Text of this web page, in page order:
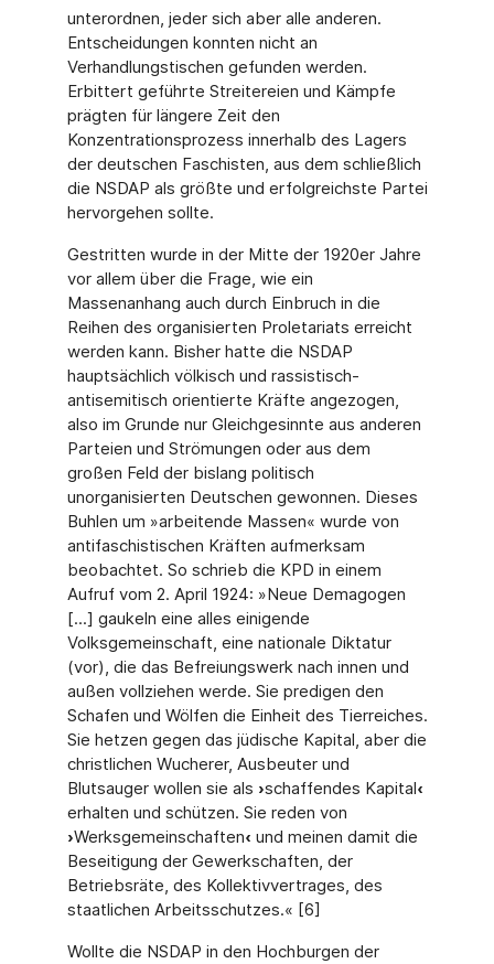
unterordnen, jeder sich aber alle anderen.
Entscheidungen konnten nicht an
Verhandlungstischen gefunden werden.
Erbittert geführte Streitereien und Kämpfe
prägten für längere Zeit den
Konzentrationsprozess innerhalb des Lagers
der deutschen Faschisten, aus dem schließlich
die NSDAP als größte und erfolgreichste Partei
hervorgehen sollte.
Gestritten wurde in der Mitte der 1920er Jahre
vor allem über die Frage, wie ein
Massenanhang auch durch Einbruch in die
Reihen des organisierten Proletariats erreicht
werden kann. Bisher hatte die NSDAP
hauptsächlich völkisch und rassistisch-
antisemitisch orientierte Kräfte angezogen,
also im Grunde nur Gleichgesinnte aus anderen
Parteien und Strömungen oder aus dem
großen Feld der bislang politisch
unorganisierten Deutschen gewonnen. Dieses
Buhlen um »arbeitende Massen« wurde von
antifaschistischen Kräften aufmerksam
beobachtet. So schrieb die KPD in einem
Aufruf vom 2. April 1924: »Neue Demagogen
[...] gaukeln eine alles einigende
Volksgemeinschaft, eine nationale Diktatur
(vor), die das Befreiungswerk nach innen und
außen vollziehen werde. Sie predigen den
Schafen und Wölfen die Einheit des Tierreiches.
Sie hetzen gegen das jüdische Kapital, aber die
christlichen Wucherer, Ausbeuter und
Blutsauger wollen sie als ›schaffendes Kapital‹
erhalten und schützen. Sie reden von
›Werksgemeinschaften‹ und meinen damit die
Beseitigung der Gewerkschaften, der
Betriebsräte, des Kollektivvertrages, des
staatlichen Arbeitsschutzes.« [6]
Wollte die NSDAP in den Hochburgen der